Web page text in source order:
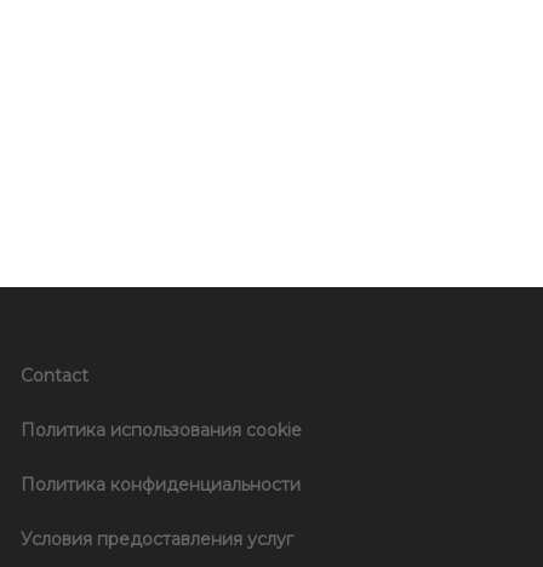
Contact
Политика использования cookie
Политика конфиденциальности
Условия предоставления услуг